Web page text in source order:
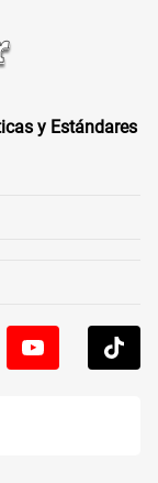
y Estándares